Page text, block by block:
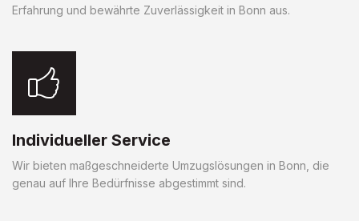
Erfahrung und bewährte Zuverlässigkeit in Bonn aus.
Individueller Service
Wir bieten maßgeschneiderte Umzugslösungen in Bonn, die
genau auf Ihre Bedürfnisse abgestimmt sind.